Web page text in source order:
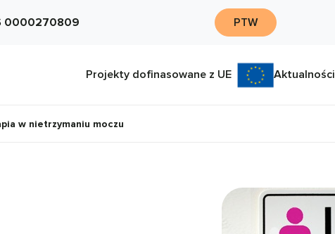
0000270809 PTW
Projekty dofinasowane z UE Aktualności
w nietrzymaniu moczu